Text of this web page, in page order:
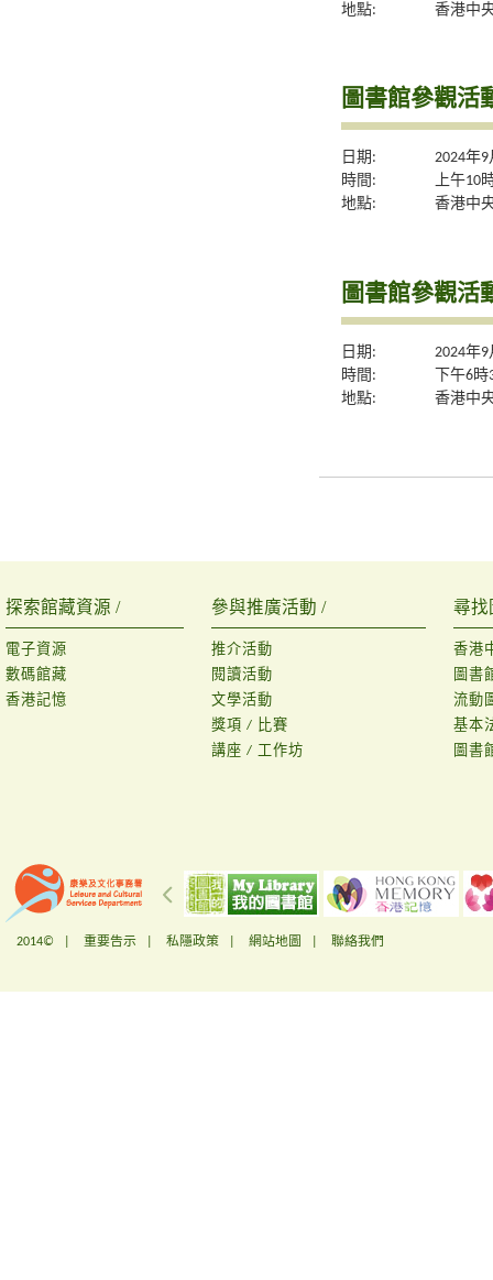
地點:
香港中
圖書館參觀活
日期:
2024年
時間:
上午10
地點:
香港中
圖書館參觀活
日期:
2024年
時間:
下午6
地點:
香港中
探索館藏資源 /
電子資源
數碼館藏
香港記憶
參與推廣活動 /
推介活動
閱讀活動
文學活動
獎項 / 比賽
講座 / 工作坊
尋找
香港
圖書
流動
基本
圖書
2014© | 重要告示 私隱政策 網站地圖 聯絡我們